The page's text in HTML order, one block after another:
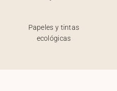
Papeles y tintas
ecológicas